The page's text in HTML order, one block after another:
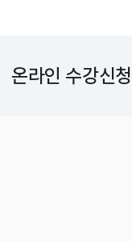
온라인 수강신청